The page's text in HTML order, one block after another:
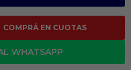
COMPRÁ EN CUOTAS
WHATSAPP